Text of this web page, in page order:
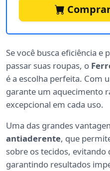
Se você busca eficiência e
passar suas roupas, o
é a escolha perfeita. Com
garante um aquecimento
excepcional em cada uso.
Uma das grandes
antiaderente, que
sobre os tecidos, evitando
garantindo resultados